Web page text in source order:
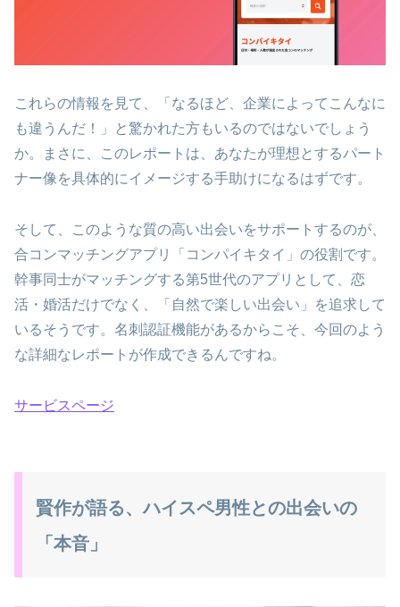
これらの情報を見て、「なるほど、企業によってこんなに
も違うんだ！」と驚かれた方もいるのではないでしょう
か。まさに、このレポートは、あなたが理想とするパート
ナー像を具体的にイメージする手助けになるはずです。
そして、このような質の高い出会いをサポートするのが、
合コンマッチングアプリ「コンパイキタイ」の役割です。
幹事同士がマッチングする第5世代のアプリとして、恋
活・婚活だけでなく、「自然で楽しい出会い」を追求して
いるそうです。名刺認証機能があるからこそ、今回のよう
な詳細なレポートが作成できるんですね。
サービスページ
賢作が語る、ハイスペ男性との出会いの
「本音」